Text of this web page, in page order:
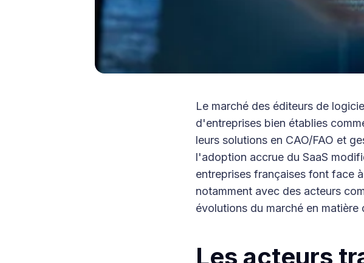
Le marché des éditeurs de
d'entreprises bien établies
leurs solutions en CAO/FAO et
l'adoption accrue du SaaS
entreprises françaises font face
notamment avec des acteurs
évolutions du marché en matière
Les acteurs